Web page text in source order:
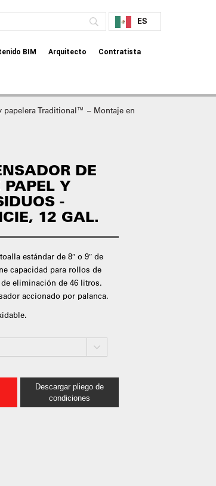
ES
BIM Arquitecto Contratista
Traditional™ – Montaje en
DE
PAPEL Y
-
12 GAL.
estándar de 8″ o 9″ de
capacidad para rollos de
eliminación de 46 litros.
accionado por palanca.
Descargar pliego de
condiciones